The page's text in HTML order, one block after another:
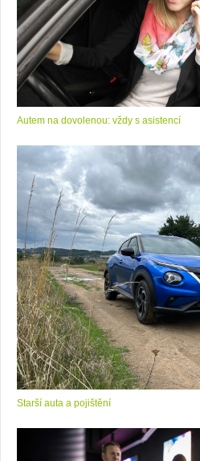
Autem na dovolenou: vždy s asistencí
Starší auta a pojištění